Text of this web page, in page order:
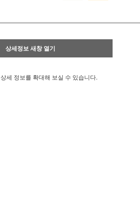
상세정보 새창 열기
상세 정보를 확대해 보실 수 있습니다.